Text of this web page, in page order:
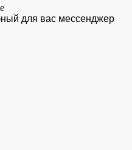
для вас мессенджер